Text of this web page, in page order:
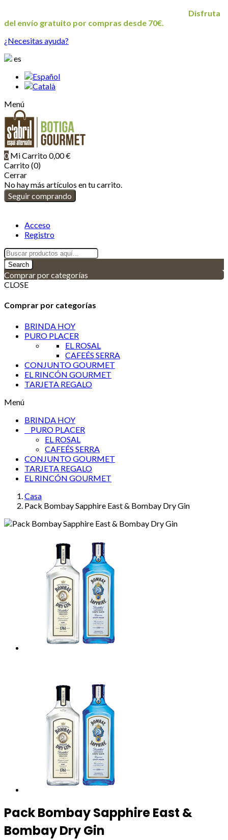
Disfruta
del envío gratuito por compras desde 70€.
¿Necesitas ayuda?
es
Español
Català
Menú
0 Mi Carrito0,00 €
Carrito (0)
Cerrar
No hay más artículos en tu carrito.
Seguir comprando
Acceso
Registro
Search
Comprar por categorías
CLOSE
Comprar por categorías
BRINDA HOY
PURO PLACER
EL ROSAL
CAFEÉS SERRA
CONJUNTO GOURMET
EL RINCÓN GOURMET
TARJETA REGALO
Menú
BRINDA HOY
PURO PLACER
EL ROSAL
CAFEÉS SERRA
CONJUNTO GOURMET
TARJETA REGALO
EL RINCÓN GOURMET
Casa
Pack Bombay Sapphire East & Bombay Dry Gin
Pack Bombay Sapphire East &
Bombay Dry Gin